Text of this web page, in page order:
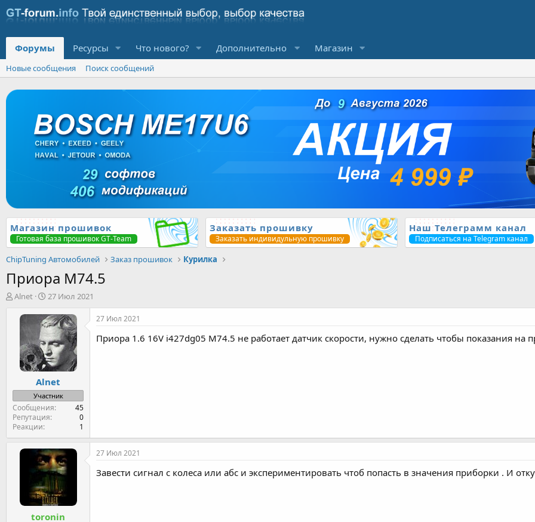
Форумы Ресурсы Что нового? Дополнительно Магазин
Новые сообщения Поиск сообщений
Магазин прошивок
Готовая база прошивок GT-Team
Заказать прошивку
Заказать индивидульную прошивку
Наш Телеграмм канал
Подписаться на Telegram канал
ChipTuning Автомобилей Заказ прошивок Курилка
Приора М74.5
А
Alnet
Д
т
а
н
а
ч
а
л
а
27 Июл 2021
Alnet
Участник
Сообщения
45
Репутация
0
Реакции
1
27 Июл 2021
Приора 1.6 16V i427dg05 М74.5 не работает датчик скорости, нужно сделать чтобы показания на
toronin
27 Июл 2021
Завести сигнал с колеса или абс и экспериментировать чтоб попасть в значения приборки . И